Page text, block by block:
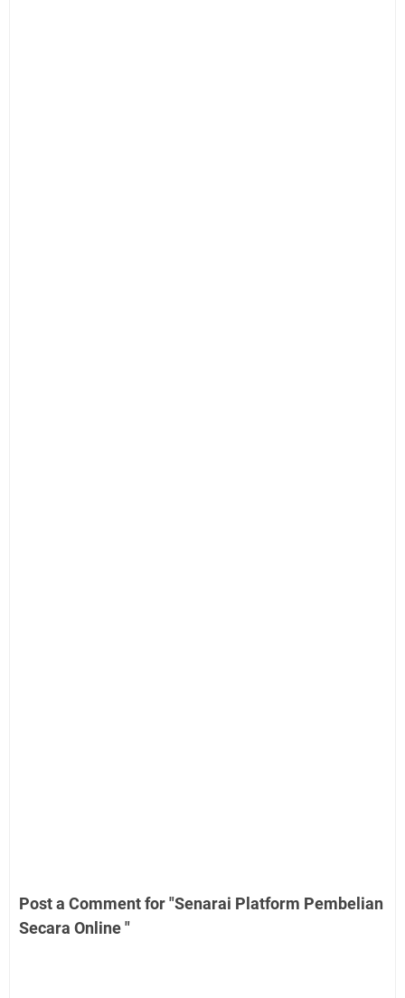
Post a Comment for "Senarai Platform Pembelian
Secara Online "